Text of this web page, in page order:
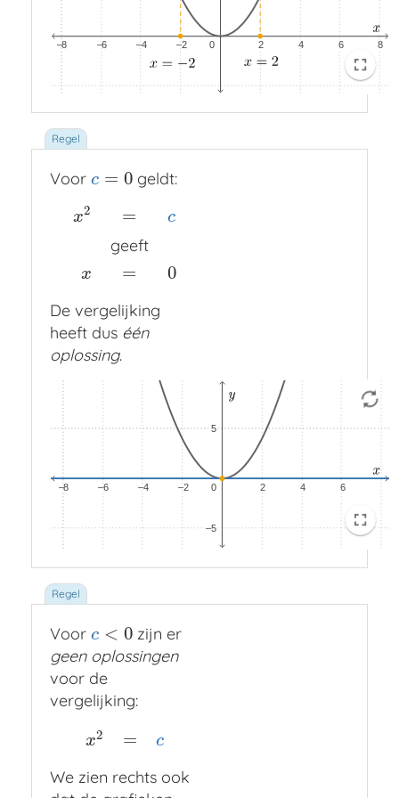
Voor c = 0
c =0 geldt:
x2
x
=
geeft
=
c
0
geeftx
De vergelijking
heeft dus één
oplossing.
Functie
Functie
Lijnstuk
Voor c < 0
c <0
zijn er
geen oplossingen
voor de
vergelijking:
x2 = c
2=c
We zien rechts ook